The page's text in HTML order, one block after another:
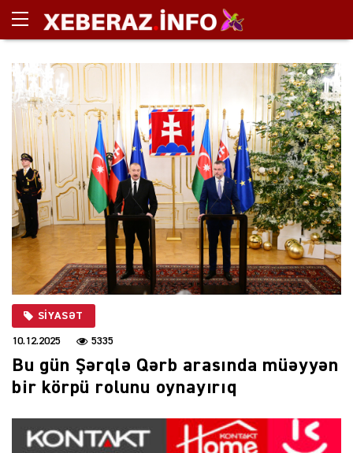
SIYASƏT
10.12.2025 5335
Bu gün Şərqlə Qərb arasında müəyyən
bir körpü rolunu oynayırıq